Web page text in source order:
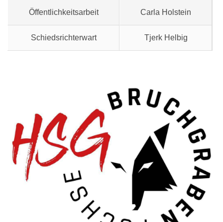
Öffentlichkeitsarbeit Carla Holstein
Schiedsrichterwart Tjerk Helbig